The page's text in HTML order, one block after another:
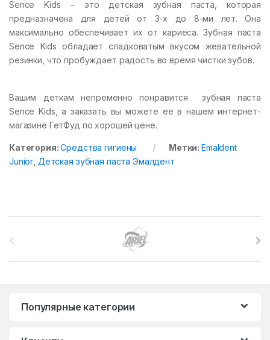
Sence Kids – это детская зубная паста, которая
предназначена для детей от 3-х до 8-ми лет. Она
максимально обеспечивает их от кариеса. Зубная паста
Sence Kids обладает сладковатым вкусом жевательной
резинки, что пробуждает радость во время чистки зубов.
Вашим деткам непременно понравится зубная паста
Sence Kids, а заказать вы можете ее в нашем интернет-
магазине ГетФуд по хорошей цене.
Категория:Средства гигиены Метки: Emaldent
Junior, Детская зубная паста Эмалдент
Популярные категории